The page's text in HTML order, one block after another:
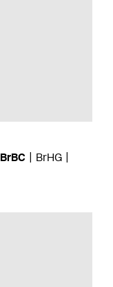
BrBC
BrHG